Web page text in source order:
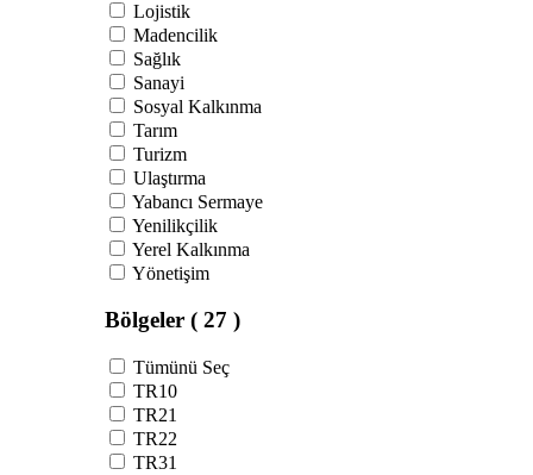
Lojistik
Madencilik
Sağlık
Sanayi
Sosyal Kalkınma
Tarım
Turizm
Ulaştırma
Yabancı Sermaye
Yenilikçilik
Yerel Kalkınma
Yönetişim
Bölgeler ( 27 )
Tümünü Seç
TR10
TR21
TR22
TR31